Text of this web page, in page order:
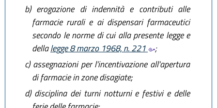
b)erogazione di indennità e contributi alle
farmacie rurali e ai dispensari farmaceutici
secondo le norme di cui alla presente legge e
dellalegge 8 marzo 1968, n. 221
;
c)assegnazioni per l'incentivazione all'apertura
di farmacie in zone disagiate;
d)disciplina dei turni notturni e festivi e delle